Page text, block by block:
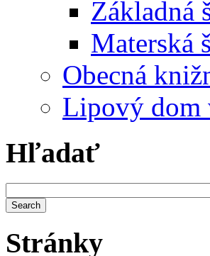
Základná
Materská
Obecná
Lipový dom
Hľadať
Stránky